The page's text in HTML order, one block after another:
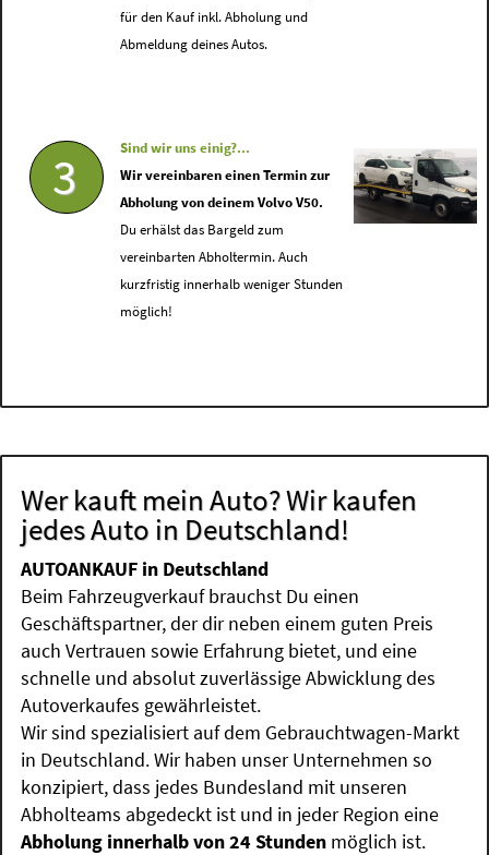
für den Kauf inkl. Abholung und
Abmeldung deines Autos.
3
Sind wir uns einig?...
Wir vereinbaren einen Termin zur
Abholung von deinem Volvo V50.
Du erhälst das Bargeld zum
vereinbarten Abholtermin. Auch
kurzfristig innerhalb weniger Stunden
möglich!
Wer kauft mein Auto? Wir kaufen
jedes Auto in Deutschland!
AUTOANKAUF in Deutschland
Beim Fahrzeugverkauf brauchst Du einen
Geschäftspartner, der dir neben einem guten Preis
auch Vertrauen sowie Erfahrung bietet, und eine
schnelle und absolut zuverlässige Abwicklung des
Autoverkaufes gewährleistet.
Wir sind spezialisiert auf dem Gebrauchtwagen-Markt
in Deutschland. Wir haben unser Unternehmen so
konzipiert, dass jedes Bundesland mit unseren
Abholteams abgedeckt ist und in jeder Region eine
Abholung innerhalb von 24 Stunden möglich ist.